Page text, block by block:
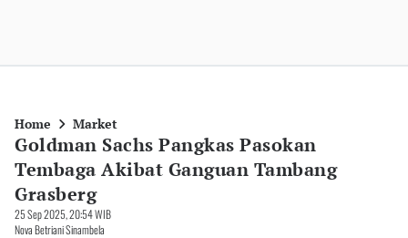
Home Market
Goldman Sachs Pangkas Pasokan
Tembaga Akibat Ganguan Tambang
Grasberg
25 Sep 2025, 20:54 WIB
Nova Betriani Sinambela